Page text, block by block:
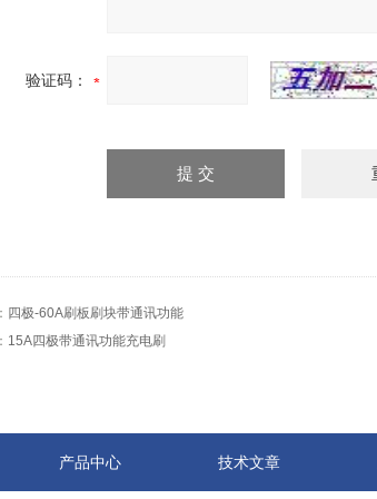
验证码：
四极-60A刷板刷块带通讯功能
15A四极带通讯功能充电刷
产品中心 技术文章